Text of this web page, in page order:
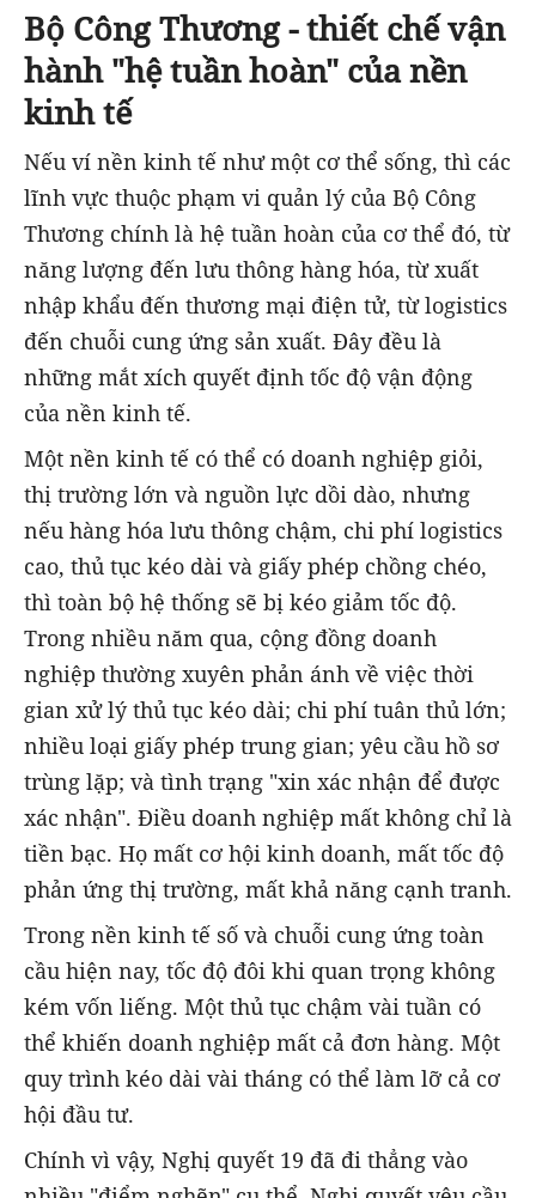
Bộ Công Thương - thiết chế vận
hành "hệ tuần hoàn" của nền
kinh tế
Nếu ví nền kinh tế như một cơ thể sống, thì các
lĩnh vực thuộc phạm vi quản lý của Bộ Công
Thương chính là hệ tuần hoàn của cơ thể đó, từ
năng lượng đến lưu thông hàng hóa, từ xuất
nhập khẩu đến thương mại điện tử, từ logistics
đến chuỗi cung ứng sản xuất. Đây đều là
những mắt xích quyết định tốc độ vận động
của nền kinh tế.
Một nền kinh tế có thể có doanh nghiệp giỏi,
thị trường lớn và nguồn lực dồi dào, nhưng
nếu hàng hóa lưu thông chậm, chi phí logistics
cao, thủ tục kéo dài và giấy phép chồng chéo,
thì toàn bộ hệ thống sẽ bị kéo giảm tốc độ.
Trong nhiều năm qua, cộng đồng doanh
nghiệp thường xuyên phản ánh về việc thời
gian xử lý thủ tục kéo dài; chi phí tuân thủ lớn;
nhiều loại giấy phép trung gian; yêu cầu hồ sơ
trùng lặp; và tình trạng "xin xác nhận để được
xác nhận". Điều doanh nghiệp mất không chỉ là
tiền bạc. Họ mất cơ hội kinh doanh, mất tốc độ
phản ứng thị trường, mất khả năng cạnh tranh.
Trong nền kinh tế số và chuỗi cung ứng toàn
cầu hiện nay, tốc độ đôi khi quan trọng không
kém vốn liếng. Một thủ tục chậm vài tuần có
thể khiến doanh nghiệp mất cả đơn hàng. Một
quy trình kéo dài vài tháng có thể làm lỡ cả cơ
hội đầu tư.
Chính vì vậy, Nghị quyết 19 đã đi thẳng vào